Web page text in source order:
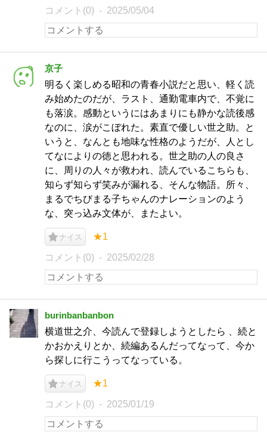
コメント(0) 2025/05/04
京子
明るく楽しめる昭和の青春小説だと思い、軽く読
み始めたのだが、ラスト、通勤電車内で、不覚に
も落涙。感動というにはあまりにも静かな読後感
なのに、涙がこぼれた。素直で優しい世之助。と
いうと、なんとも地味な性格のようだが、人とし
てなによりの徳と思われる。世之助の人の良さ
に、周りの人々が救われ、読んでいるこちらも、
知らず知らず笑みが漏れる、そんな物語。所々、
まるでちびまる子ちゃんのナレーションのよう
な、突っ込み文体が、またよい。
ナイス ★1
コメント(0) 2025/02/28
burinbanbanbon
横道世之介、今読んで登録しようとしたら 、続と
かおかえりとか、続編あるんだってなって、今か
ら探しに行こうってなっている。
ナイス ★1
コメント(0) 2025/01/19